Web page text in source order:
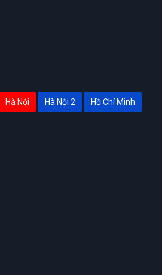
Hà Nội Hà Nội 2 Hồ Chí Minh